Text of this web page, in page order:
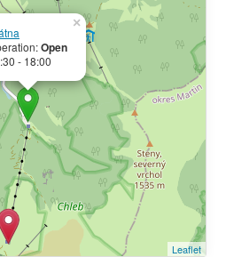
Open
- 18:00
×
Leaflet